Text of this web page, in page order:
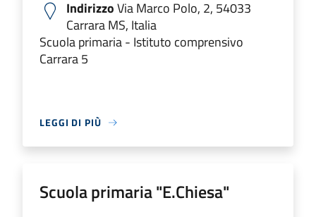
IndirizzoVia Marco Polo, 2, 54033
Carrara MS, Italia
Scuola primaria - Istituto comprensivo
Carrara 5
LEGGI DI PIÙ
Scuola primaria "E.Chiesa"